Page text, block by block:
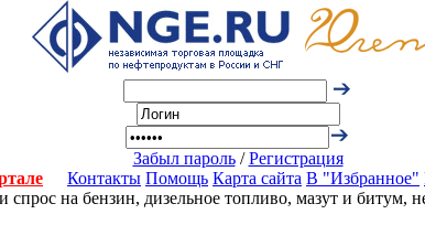
Забыл пароль/Регистрация
Контакты Помощь Карта сайта В "Избранное"
на бензин, дизельное топливо, мазут и битум,